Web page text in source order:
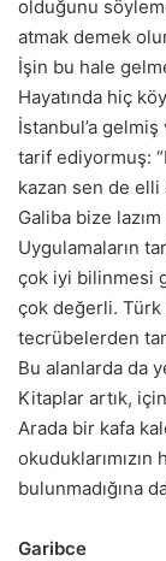
olduğunu
atmak demek
İşin bu hale
Hayatında hiç
İstanbul’a
tarif ediyormuş:
kazan sen de elli
Galiba bize
Uygulamaların
çok iyi bilinmesi
çok değerli. Türk
tecrübelerden
Bu alanlarda da
Kitaplar artık,
Arada bir kafa
okuduklarımızın
bulunmadığına
Garibce